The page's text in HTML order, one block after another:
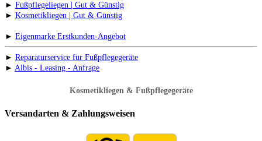
► Fußpflegeliegen | Gut & Günstig
► Kosmetikliegen | Gut & Günstig
► Eigenmarke Erstkunden-Angebot
► Reparaturservice für Fußpflegegeräte
► Albis - Leasing - Anfrage
Kosmetikliegen & Fußpflegegeräte
Versandarten & Zahlungsweisen